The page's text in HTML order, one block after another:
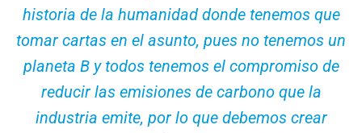
historia de la humanidad donde tenemos que
tomar cartas en el asunto, pues no tenemos un
planeta B y todos tenemos el compromiso de
reducir las emisiones de carbono que la
industria emite, por lo que debemos crear